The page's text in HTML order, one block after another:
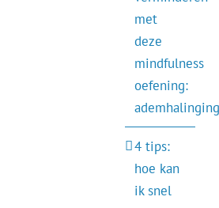
met
deze
mindfulness
oefening:
4 tips:
hoe kan
ik snel